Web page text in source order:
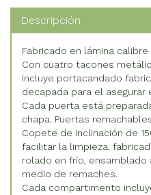
Descripción
Fabricado en lámina calibre
Con cuatro tacones
Incluye portacandado
decapada para el
Cada puerta está
chapa. Puertas
Copete de inclinación de
facilitar la limpieza,
rolado en frío,
medio de remaches.
Cada compartimento